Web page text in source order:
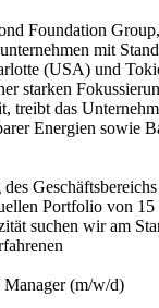
Foundation
mit
(USA) und
starken
treibt das
Energien sowie
Portfolio von 15
suchen wir am
(m/w/d)